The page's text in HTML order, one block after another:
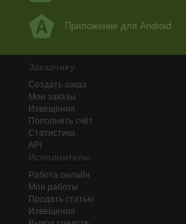
Приложение для Android
Заказчику
Создать заказ
Мои заказы
Извещения
Пополнить счёт
Статистика
API
Исполнителю
Работа онлайн
Мои работы
Продать статью
Извещения